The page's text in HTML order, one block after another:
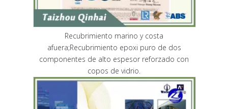
Recubrimiento marino y costa
afuera;Recubrimiento epoxi puro de dos
componentes de alto espesor reforzado con
copos de vidrio.